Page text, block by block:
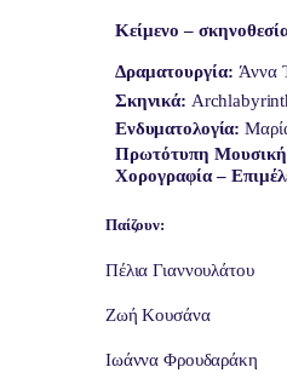
Κείμενο –
Δραματουργία: Άννα
Σκηνικά:
Ενδυματολογία:
Πρωτότυπη
Χορογραφία –
Παίζουν:
Πέλια Γιαννουλάτου
Ζωή Κουσάνα
Ιωάννα Φρουδαράκη